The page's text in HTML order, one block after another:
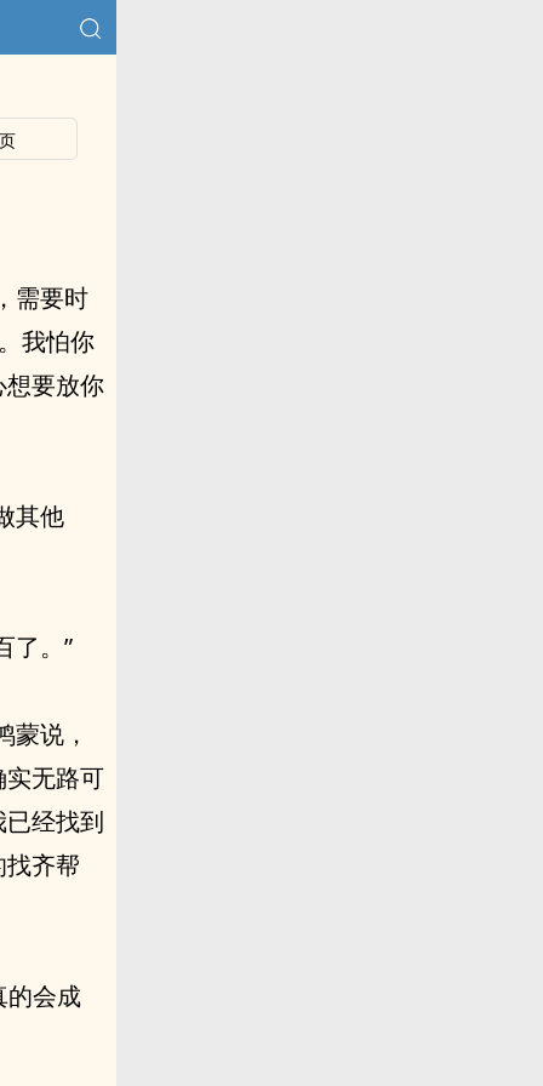
需要时
我怕你
要放你
其他
了。”
蒙说，
无路可
经找到
齐帮
的会成